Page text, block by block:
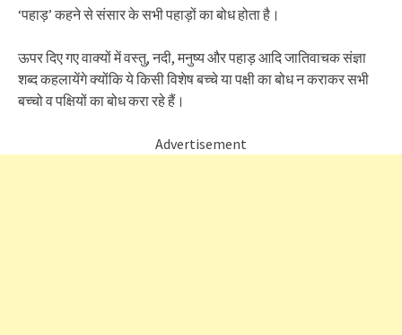
‘पहाड़’ कहने से संसार के सभी पहाड़ों का बोध होता है।
ऊपर दिए गए वाक्यों में वस्तु, नदी, मनुष्य और पहाड़ आदि जातिवाचक संज्ञा
शब्द कहलायेंगे क्योंकि ये किसी विशेष बच्चे या पक्षी का बोध न कराकर सभी
बच्चो व पक्षियों का बोध करा रहे हैं।
Advertisement